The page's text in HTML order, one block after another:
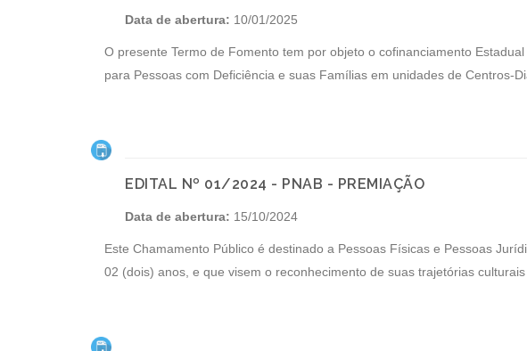
Data de abertura: 10/01/2025
O presente Termo de Fomento tem por objeto o cofinanciamento
para Pessoas com Deficiência e suas Famílias em unidades de Centros-
EDITAL Nº 01/2024 - PNAB - PREMIAÇÃO
Data de abertura: 15/10/2024
Este Chamamento Público é destinado a Pessoas Físicas e Pessoas
02 (dois) anos, e que visem o reconhecimento de suas trajetórias